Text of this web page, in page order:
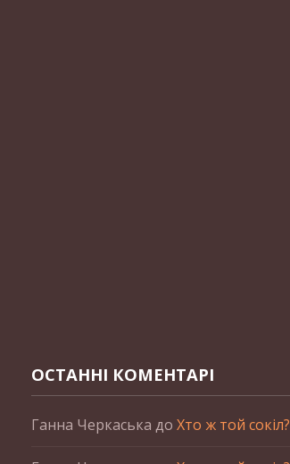
ОСТАННІ КОМЕНТАРІ
Ганна Черкаська до Хто ж той сокіл?